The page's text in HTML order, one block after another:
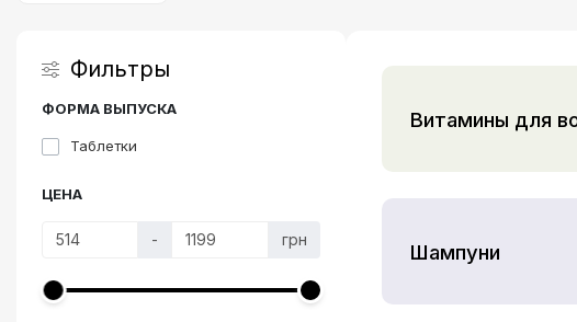
Профессиональная косметика
Здоровье и питание
ТОП товары
Інформація
Фильтры
ФОРМА ВЫПУСКА
Таблетки
ЦЕНА
- грн
Витамины для
Шампуни